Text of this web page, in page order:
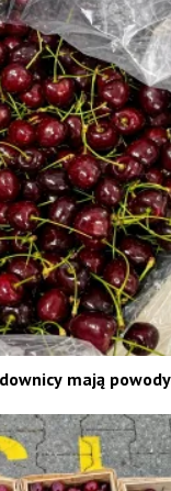
mają